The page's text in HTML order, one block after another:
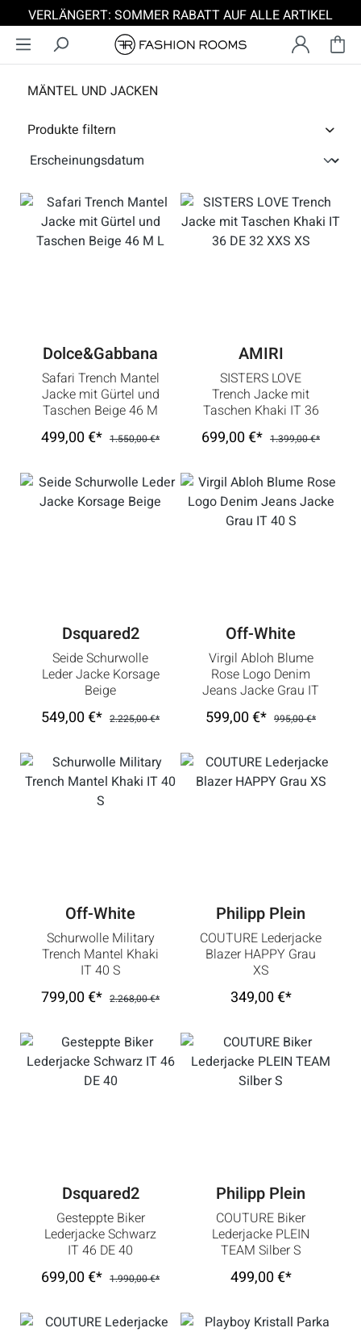
Zum Hauptinhalt springen
VERLÄNGERT: SOMMER RABATT AUF ALLE ARTIKEL
MÄNTEL UND JACKEN
Produkte filtern
Dolce&Gabbana
Safari Trench Mantel
Jacke mit Gürtel und
Taschen Beige 46 M
L
499,00 €* 1.550,00 €*
AMIRI
SISTERS LOVE
Trench Jacke mit
Taschen Khaki IT 36
DE 32 XXS XS
699,00 €* 1.399,00 €*
Dsquared2
Seide Schurwolle
Leder Jacke Korsage
Beige
549,00 €* 2.225,00 €*
Off-White
Virgil Abloh Blume
Rose Logo Denim
Jeans Jacke Grau IT
40 S
599,00 €* 995,00 €*
Off-White
Schurwolle Military
Trench Mantel Khaki
IT 40 S
799,00 €* 2.268,00 €*
Philipp Plein
COUTURE Lederjacke
Blazer HAPPY Grau
XS
349,00 €*
Dsquared2
Gesteppte Biker
Lederjacke Schwarz
IT 46 DE 40
699,00 €* 1.990,00 €*
Philipp Plein
COUTURE Biker
Lederjacke PLEIN
TEAM Silber S
499,00 €*